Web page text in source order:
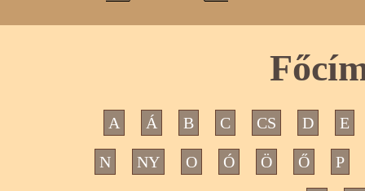
A Á B C CS D E
N NY O Ó Ö Ő P